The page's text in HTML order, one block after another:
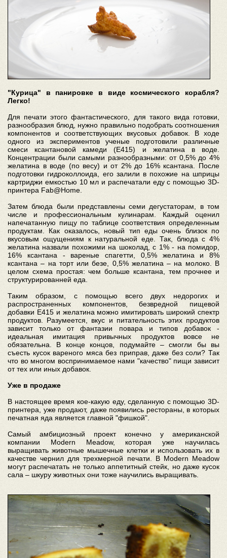
"Курица" в панировке в виде космического корабля?
Легко!
Для печати этого фантастического, для такого вида готовки,
разнообразия блюд, нужно правильно подобрать соотношения
компонентов и соответствующих вкусовых добавок. В ходе
одного из экспериментов ученые подготовили различные
смеси ксантановой камеди (Е415) и желатина в воде.
Концентрации были самыми разнообразными: от 0,5% до 4%
желатина в воде (по весу) и от 2% до 16% ксантана. После
подготовки гидроколлоида, его залили в похожие на шприцы
картриджи емкостью 10 мл и распечатали еду с помощью 3D-
принтера Fab@Home.
Затем блюда были представлены семи дегустаторам, в том
числе и профессиональным кулинарам. Каждый оценил
напечатанную пищу по таблице соответствия определенным
продуктам. Как оказалось, новый тип еды очень близок по
вкусовым ощущениям к натуральной еде. Так, блюда с 4%
желатина назвали похожими на шоколад, с 1% - на помидор,
16% ксантана - вареные спагетти, 0,5% желатина и 8%
ксантана – на торт или безе, 0,5% желатина – на молоко. В
целом схема простая: чем больше ксантана, тем прочнее и
структурированней еда.
Таким образом, с помощью всего двух недорогих и
распространенных компонентов, безвредной пищевой
добавки Е415 и желатина можно имитировать широкий спектр
продуктов. Разумеется, вкус и питательность этих продуктов
зависит только от фантазии повара и типов добавок -
идеальная имитация привычных продуктов вовсе не
обязательна. В конце концов, подумайте – смогли бы вы
съесть кусок вареного мяса без приправ, даже без соли? Так
что во многом воспринимаемое нами "качество" пищи зависит
от тех или иных добавок.
Уже в продаже
В настоящее время кое-какую еду, сделанную с помощью 3D-
принтера, уже продают, даже появились рестораны, в которых
печатная яда является главной "фишкой".
Самый амбициозный проект конечно у американской
компании Modern Meadow, которая уже научилась
выращивать животные мышечные клетки и использовать их в
качестве чернил для трехмерной печати. В Modern Meadow
могут распечатать не только аппетитный стейк, но даже кусок
сала – шкуру животных они тоже научились выращивать.